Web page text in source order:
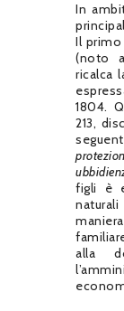
In
Il primo
(noto
ricalca
1804.
213,
figli è
alla